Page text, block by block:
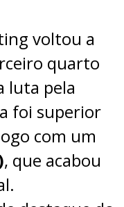
voltou a
quarto
luta pela
foi superior
com um
, que acabou